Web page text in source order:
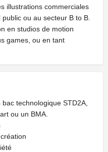
illustrations commerciales
ou au secteur B to B.
en studios de motion
games, ou en tant
technologique STD2A,
ou un BMA.